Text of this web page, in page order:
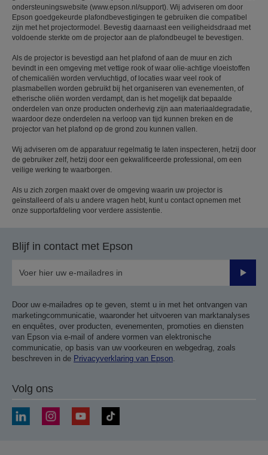
ondersteuningswebsite (www.epson.nl/support). Wij adviseren om door
Epson goedgekeurde plafondbevestigingen te gebruiken die compatibel
zijn met het projectormodel. Bevestig daarnaast een veiligheidsdraad met
voldoende sterkte om de projector aan de plafondbeugel te bevestigen.
Als de projector is bevestigd aan het plafond of aan de muur en zich
bevindt in een omgeving met vettige rook of waar olie-achtige vloeistoffen
of chemicaliën worden vervluchtigd, of locaties waar veel rook of
plasmabellen worden gebruikt bij het organiseren van evenementen, of
etherische oliën worden verdampt, dan is het mogelijk dat bepaalde
onderdelen van onze producten onderhevig zijn aan materiaaldegradatie,
waardoor deze onderdelen na verloop van tijd kunnen breken en de
projector van het plafond op de grond zou kunnen vallen.
Wij adviseren om de apparatuur regelmatig te laten inspecteren, hetzij door
de gebruiker zelf, hetzij door een gekwalificeerde professional, om een
veilige werking te waarborgen.
Als u zich zorgen maakt over de omgeving waarin uw projector is
geïnstalleerd of als u andere vragen hebt, kunt u contact opnemen met
onze supportafdeling voor verdere assistentie.
Blijf in contact met Epson
Door uw e-mailadres op te geven, stemt u in met het ontvangen van
marketingcommunicatie, waaronder het uitvoeren van marktanalyses
en enquêtes, over producten, evenementen, promoties en diensten
van Epson via e-mail of andere vormen van elektronische
communicatie, op basis van uw voorkeuren en webgedrag, zoals
beschreven in de Privacyverklaring van Epson
Volg ons